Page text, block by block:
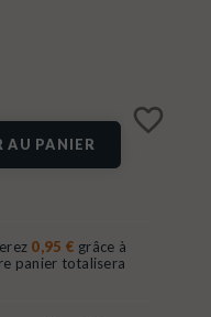
AU PANIER
favorite_border
0,95 € grâce à
panier totalisera